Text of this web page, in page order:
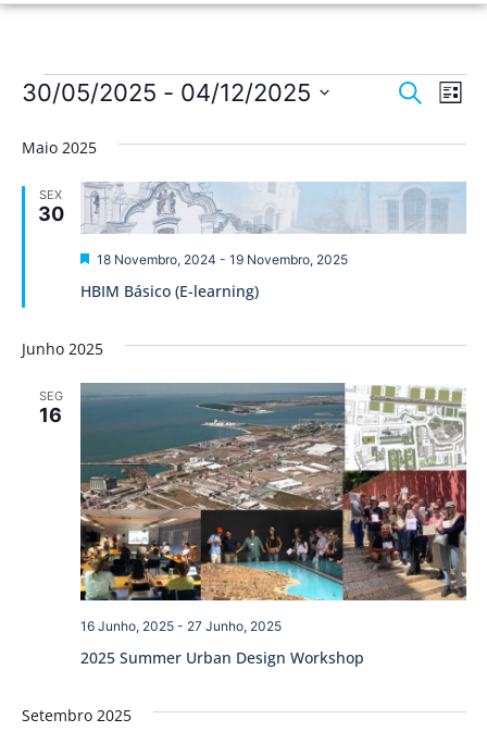
de
e
Pesquisar
de
Lista
30/05/2025 - 04/12/2025
data.
Maio 2025
SEX
30
HBIM Básico (E-learning)
Destaque
18 Novembro, 2024 - 19 Novembro, 2025
Junho 2025
SEG
16
2025 Summer Urban Design Workshop
16 Junho, 2025- 27 Junho, 2025
Setembro 2025